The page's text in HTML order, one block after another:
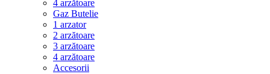
4 arzătoare
Gaz Butelie
1 arzator
2 arzătoare
3 arzătoare
4 arzătoare
Accesorii